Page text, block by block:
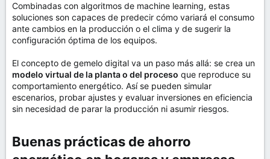
Combinadas con algoritmos de machine learning, estas
soluciones son capaces de predecir cómo variará el consumo
ante cambios en la producción o el clima y de sugerir la
configuración óptima de los equipos.
El concepto de gemelo digital va un paso más allá: se crea un
modelo virtual de la planta o del proceso que reproduce su
comportamiento energético. Así se pueden simular
escenarios, probar ajustes y evaluar inversiones en eficiencia
sin necesidad de parar la producción ni asumir riesgos.
Buenas prácticas de ahorro